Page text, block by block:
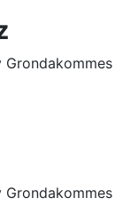
Grondakommes
Grondakommes